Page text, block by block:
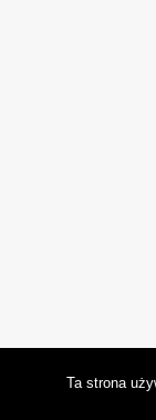
Ta strona